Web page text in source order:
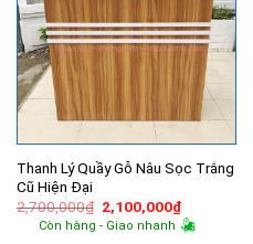
Thanh Lý Quầy Gỗ Nâu Sọc Trắng
Cũ Hiện Đại
2,700,000₫ Giá
gốc
là:
2,100,000₫Giá
hiện
tại
Còn hàng - Giao nhanh